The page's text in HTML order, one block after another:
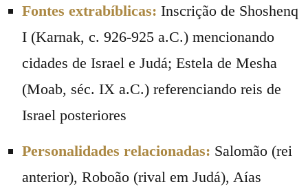
Fontes extrabíblicas: Inscrição de Shoshenq
I (Karnak, c. 926-925 a.C.) mencionando
cidades de Israel e Judá; Estela de Mesha
(Moab, séc. IX a.C.) referenciando reis de
Israel posteriores
Personalidades relacionadas: Salomão (rei
anterior), Roboão (rival em Judá), Aías